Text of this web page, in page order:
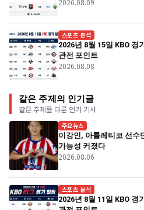
스포츠 분석
2026년 8월 15일 KBO 경
관전 포인트
2026.08.08
같은 주제의 인기글
같은 주제를 다룬 인기 기사
주요뉴스
이강인, 아틀레티코 선수
가능성 커졌다
2026.08.06
스포츠 분석
2026년 8월 11일 KBO 경